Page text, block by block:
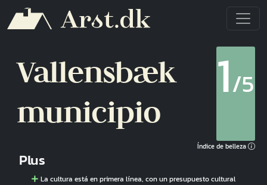
Vallensbæk
municipio
1/5
Índice de belleza
Plus
La cultura está en primera línea, con un presupuesto cultural